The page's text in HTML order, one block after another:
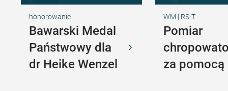
honorowanie
Bawarski Medal
Państwowy dla
dr Heike Wenzel
WM | RS-T
Pomiar
za pomocą